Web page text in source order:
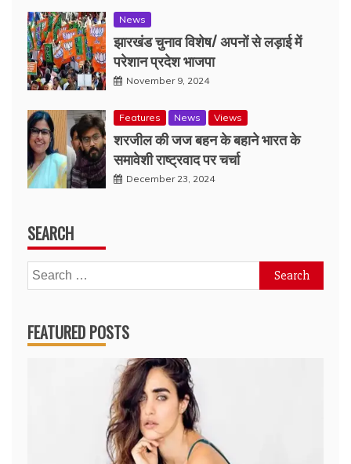
News
झारखंड चुनाव विशेष/ अपनों से लड़ाई में
परेशान प्रदेश भाजपा
November 9, 2024
Features News Views
शरजील की जज बहन के बहाने भारत के
समावेशी राष्ट्रवाद पर चर्चा
December 23, 2024
SEARCH
Search
for:
FEATURED POSTS